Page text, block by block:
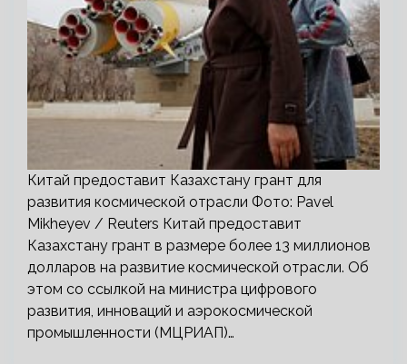
Китай предоставит Казахстану грант для
развития космической отрасли Фото: Pavel
Mikheyev / Reuters Китай предоставит
Казахстану грант в размере более 13 миллионов
долларов на развитие космической отрасли. Об
этом со ссылкой на министра цифрового
развития, инноваций и аэрокосмической
промышленности (МЦРИАП)…